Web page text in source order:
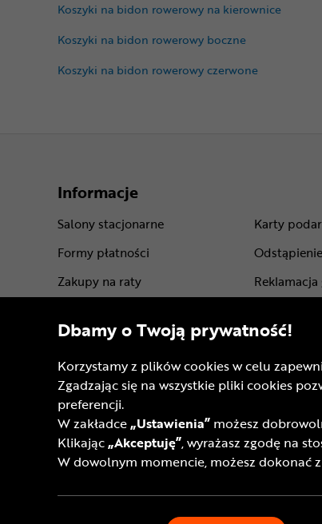
Koszyki na bidon rowerowy na kierownice
Koszyki na bidon rowerowy boczne
Koszyki na bidon rowerowy czerwone
Informacje
Salony stacjonarne
Formy płatności
Zakupy na raty
Dostawa - koszt i opcje
Punkty odbioru rowerów
Sprawdź status zamówienia
Pomoc techniczna
FAQ
Karty
Regulamin
Regulamin
Akt o
Dbamy o Twoją prywatność!
Korzystamy z plików cookies w celu
Zgadzając się na wszystkie pliki cookies
preferencji.
W zakładce„Ustawienia” możesz
Klikając„Akceptuję”, wyrażasz zgodę na
W dowolnym momencie, możesz dokonać